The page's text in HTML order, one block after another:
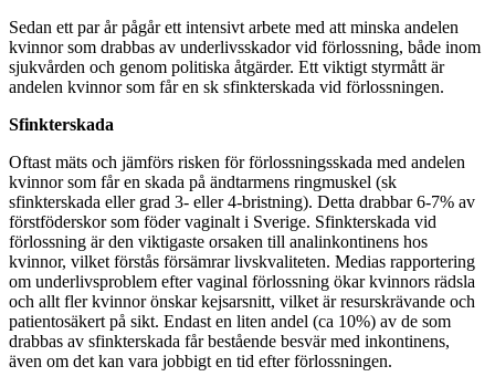
Sedan ett par år pågår ett intensivt arbete med att minska andelen
kvinnor som drabbas av underlivsskador vid förlossning, både inom
sjukvården och genom politiska åtgärder. Ett viktigt styrmått är
andelen kvinnor som får en sk sfinkterskada vid förlossningen.
Sfinkterskada
Oftast mäts och jämförs risken för förlossningsskada med andelen
kvinnor som får en skada på ändtarmens ringmuskel (sk
sfinkterskada eller grad 3- eller 4-bristning). Detta drabbar 6-7% av
förstföderskor som föder vaginalt i Sverige. Sfinkterskada vid
förlossning är den viktigaste orsaken till analinkontinens hos
kvinnor, vilket förstås försämrar livskvaliteten. Medias rapportering
om underlivsproblem efter vaginal förlossning ökar kvinnors rädsla
och allt fler kvinnor önskar kejsarsnitt, vilket är resurskrävande och
patientosäkert på sikt. Endast en liten andel (ca 10%) av de som
drabbas av sfinkterskada får bestående besvär med inkontinens,
även om det kan vara jobbigt en tid efter förlossningen.